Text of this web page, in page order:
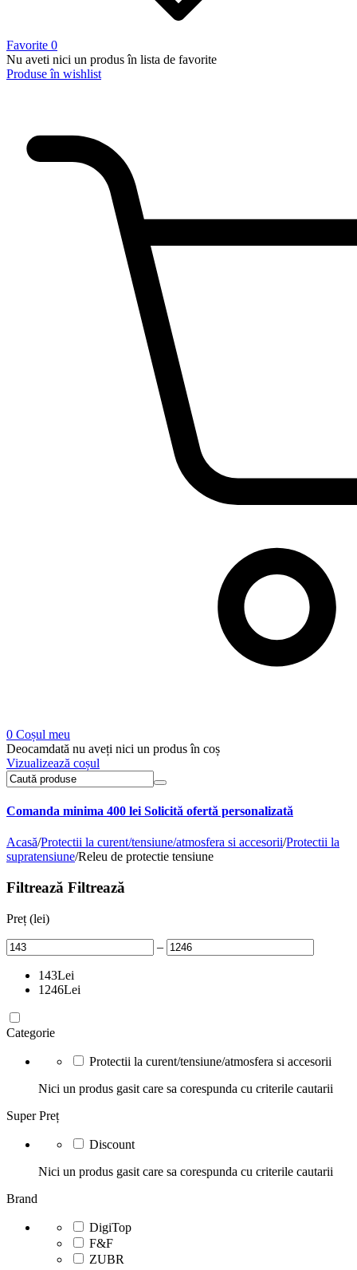
Favorite 0
Nu aveti nici un produs în lista de favorite
Produse în wishlist
0 Coșul meu
Deocamdată nu aveți nici un produs în coș
Vizualizează coșul
Comanda minima 400 lei Solicită ofertă personalizată
Acasă/Protectii la curent/tensiune/atmosfera si accesorii/Protectii la
supratensiune/Releu de protectie tensiune
Filtrează Filtrează
Preț (lei)
–
143Lei
1246Lei
Categorie
Protectii la curent/tensiune/atmosfera si accesorii
Nici un produs gasit care sa corespunda cu criterile cautarii
Super Preț
Discount
Nici un produs gasit care sa corespunda cu criterile cautarii
Brand
DigiTop
F&F
ZUBR